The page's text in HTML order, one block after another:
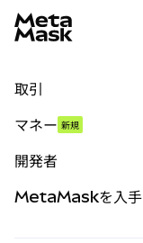
取引
パーペチュアル
RWA
マネー 新規
開発者
MetaMaskを入手